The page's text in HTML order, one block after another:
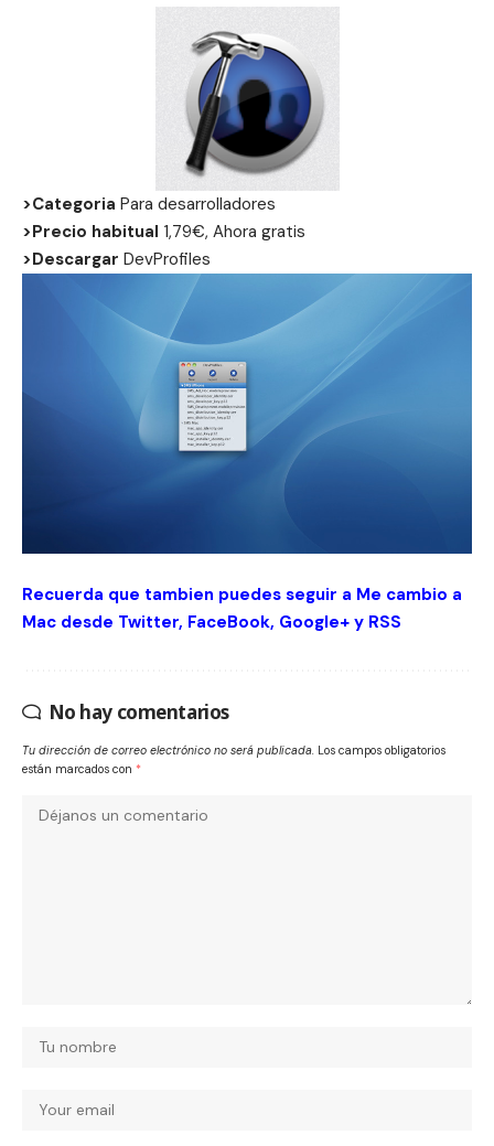
>Categoria Para desarrolladores
>Precio habitual 1,79€, Ahora gratis
>Descargar DevProfiles
Recuerda que tambien puedes seguir a Me cambio a
Mac desde Twitter, FaceBook, Google+ y RSS
No hay comentarios
Tu dirección de correo electrónico no será publicada. Los campos obligatorios
están marcados con *